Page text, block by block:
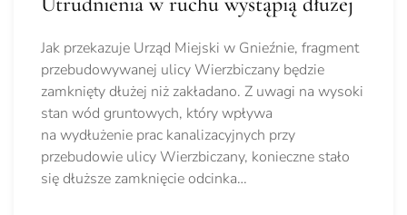
Jak przekazuje Urząd Miejski w Gnieźnie, fragment
przebudowywanej ulicy Wierzbiczany będzie
zamknięty dłużej niż zakładano. Z uwagi na wysoki
stan wód gruntowych, który wpływa
na wydłużenie prac kanalizacyjnych przy
przebudowie ulicy Wierzbiczany, konieczne stało
się dłuższe zamknięcie odcinka…